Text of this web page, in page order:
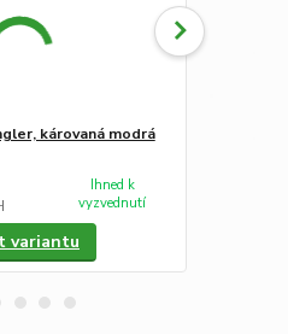
károvaná modrá
Ihned k
vyzvednutí
variantu